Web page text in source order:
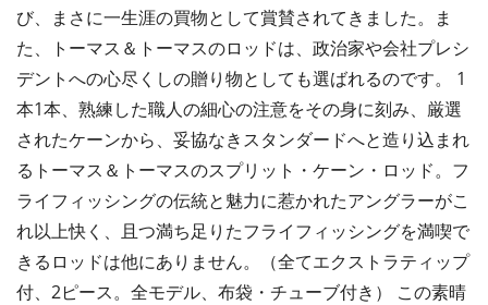
び、まさに一生涯の買物として賞賛されてきました。ま
た、トーマス＆トーマスのロッドは、政治家や会社プレシ
デントへの心尽くしの贈り物としても選ばれるのです。 1
本1本、熟練した職人の細心の注意をその身に刻み、厳選
されたケーンから、妥協なきスタンダードへと造り込まれ
るトーマス＆トーマスのスプリット・ケーン・ロッド。フ
ライフィッシングの伝統と魅力に惹かれたアングラーがこ
れ以上快く、且つ満ち足りたフライフィッシングを満喫で
きるロッドは他にありません。（全てエクストラティップ
付、2ピース。全モデル、布袋・チューブ付き） この素晴